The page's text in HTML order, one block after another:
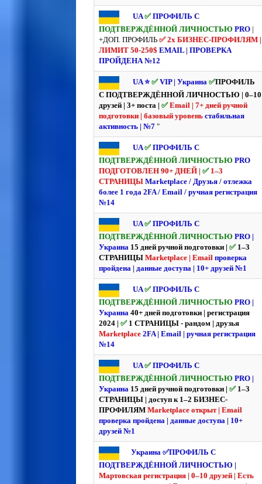
UA✅ ПРОФИЛЬ С
ПОДТВЕРЖДЁННОЙ ЛИЧНОСТЬЮ PRO |
+ДОП. ПРОФИЛЬ ✅ 2х БИЗНЕС-ПРОФИЛЯМ |
ЛИМИТ 50-250$ EMAIL | ПРОВЕРКА
ПРОЙДЕНА №12
UA ⭐️ ✅ VIP | Украина ✅ПРОФИЛЬ
С ПОДТВЕРЖДЁННОЙ ЛИЧНОСТЬЮ | 0–10
друзей | 3+ поста | ✅ Email | 7+ дней ручной
подготовки | базовый уровень стабильная
активность | №7 "
UA✅ ПРОФИЛЬ С
ПОДТВЕРЖДЁННОЙ ЛИЧНОСТЬЮ PRO
ПОДГОТОВЛЕН 90+ ДНЕЙ | ✅ 1–3
СТРАНИЦЫ Marketplace / Друзья / отлежка
более 1 года 2FA / Email / ручная регистрация
№14
UA✅ ПРОФИЛЬ С
ПОДТВЕРЖДЁННОЙ ЛИЧНОСТЬЮ PRO |
Украина 15 дней ручной подготовки | ✅ 1–3
СТРАНИЦЫ Marketplace | Email проверка
пройдена | данные доступа | 10+ друзей №1
UA✅ ПРОФИЛЬ С
ПОДТВЕРЖДЁННОЙ ЛИЧНОСТЬЮ PRO |
Украина 40+ дней подготовки | регистрация
2024 | ✅ 1 СТРАНИЦЫ - рандом | друзья
Marketplace 2FA | Email | ручная регистрация
№14
UA✅ ПРОФИЛЬ С
ПОДТВЕРЖДЁННОЙ ЛИЧНОСТЬЮ PRO |
Украина 15 дней ручной подготовки | ✅ 1–3
СТРАНИЦЫ | доступ к 1–2 БИЗНЕС-
ПРОФИЛЯМ Marketplace открыт | Email
проверка пройдена | данные доступа | 10+
друзей №1
Украина ✅ПРОФИЛЬ С
ПОДТВЕРЖДЁННОЙ ЛИЧНОСТЬЮ |
Мартовская регистрация | 0–10 друзей | Есть